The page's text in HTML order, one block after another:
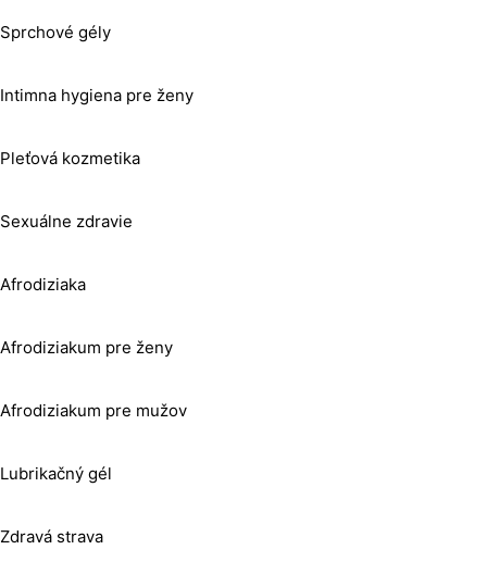
Sprchové gély
Intimna hygiena pre ženy
Pleťová kozmetika
Sexuálne zdravie
Afrodiziaka
Afrodiziakum pre ženy
Afrodiziakum pre mužov
Lubrikačný gél
Zdravá strava